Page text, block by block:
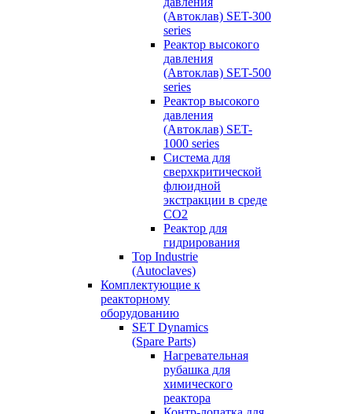
(Автоклав) SET-300
series
Реактор высокого
давления
(Автоклав) SET-500
series
Реактор высокого
давления
(Автоклав) SET-
1000 series
Система для
сверхкритической
флюидной
экстракции в среде
СО2
Реактор для
гидрирования
Top Industrie
(Autoclaves)
Комплектующие к
реакторному
оборудованию
SET Dynamics
(Spare Parts)
Нагревательная
рубашка для
химического
реактора